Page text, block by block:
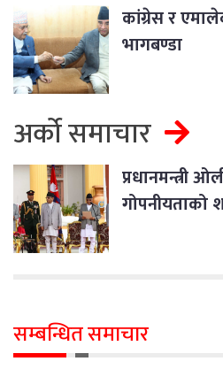
कांग्रेस र
भागबण्डा
अर्को समाचार
प्रधानमन्त्री
गोपनीयताको
सम्बन्धित समाचार